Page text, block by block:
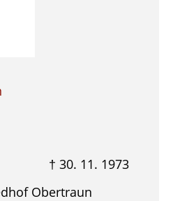
30. 11. 1973
Obertraun